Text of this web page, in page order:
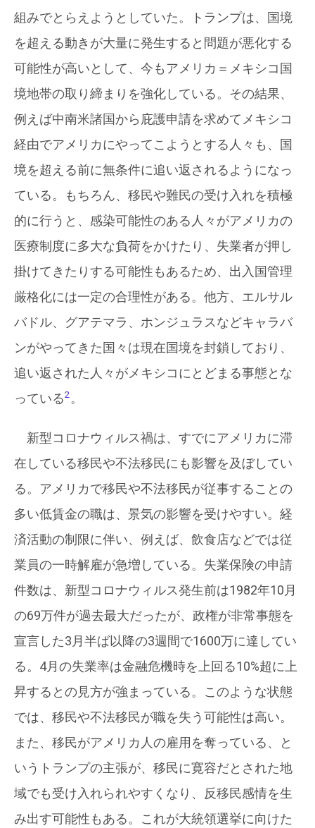
組みでとらえようとしていた。トランプは、国境
を超える動きが大量に発生すると問題が悪化する
可能性が高いとして、今もアメリカ＝メキシコ国
境地帯の取り締まりを強化している。その結果、
例えば中南米諸国から庇護申請を求めてメキシコ
経由でアメリカにやってこようとする人々も、国
境を超える前に無条件に追い返されるようになっ
ている。もちろん、移民や難民の受け入れを積極
的に行うと、感染可能性のある人々がアメリカの
医療制度に多大な負荷をかけたり、失業者が押し
掛けてきたりする可能性もあるため、出入国管理
厳格化には一定の合理性がある。他方、エルサル
バドル、グアテマラ、ホンジュラスなどキャラバ
ンがやってきた国々は現在国境を封鎖しており、
追い返された人々がメキシコにとどまる事態とな
っている2。
新型コロナウィルス禍は、すでにアメリカに滞
在している移民や不法移民にも影響を及ぼしてい
る。アメリカで移民や不法移民が従事することの
多い低賃金の職は、景気の影響を受けやすい。経
済活動の制限に伴い、例えば、飲食店などでは従
業員の一時解雇が急増している。失業保険の申請
件数は、新型コロナウィルス発生前は1982年10月
の69万件が過去最大だったが、政権が非常事態を
宣言した3月半ば以降の3週間で1600万に達してい
る。4月の失業率は金融危機時を上回る10%超に上
昇するとの見方が強まっている。このような状態
では、移民や不法移民が職を失う可能性は高い。
また、移民がアメリカ人の雇用を奪っている、と
いうトランプの主張が、移民に寛容だとされた地
域でも受け入れられやすくなり、反移民感情を生
み出す可能性もある。これが大統領選挙に向けた